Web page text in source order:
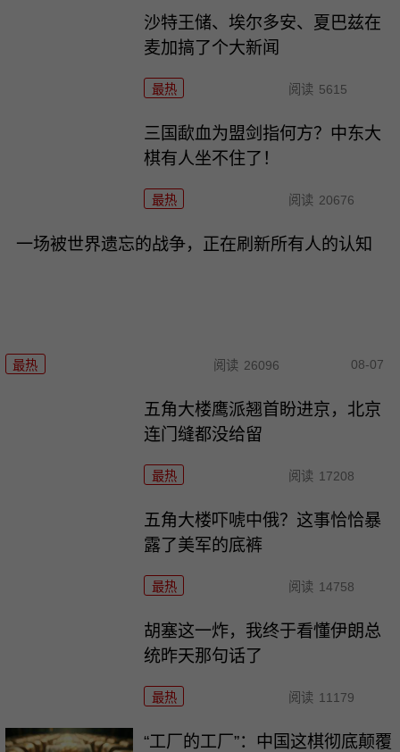
沙特王储、埃尔多安、夏巴兹在
麦加搞了个大新闻
最热 阅读 5615
三国歃血为盟剑指何方？中东大
棋有人坐不住了！
最热 阅读 20676
一场被世界遗忘的战争，正在刷新所有人的认知
最热 阅读 26096 08-07
五角大楼鹰派翘首盼进京，北京
连门缝都没给留
最热 阅读 17208
五角大楼吓唬中俄？这事恰恰暴
露了美军的底裤
最热 阅读 14758
胡塞这一炸，我终于看懂伊朗总
统昨天那句话了
最热 阅读 11179
“工厂的工厂”：中国这棋彻底颠覆